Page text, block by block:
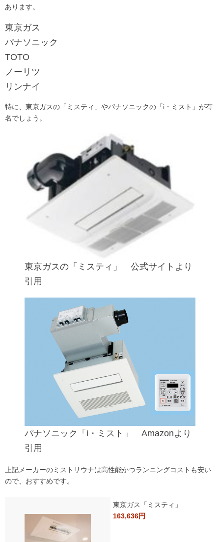
あります。
東京ガス
パナソニック
TOTO
ノーリツ
リンナイ
特に、東京ガスの「ミスティ」やパナソニックの「i・ミスト」が有
名でしょう。
東京ガスの「ミスティ」 公式サイト より
引用
パナソニック「i・ミスト」 Amazonより
引用
上記メーカーのミストサウナは高性能かつランニングコストも安い
ので、おすすめです。
東京ガス「ミスティ」
163,636円